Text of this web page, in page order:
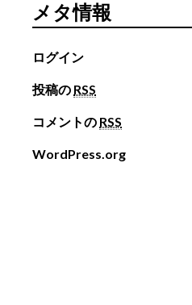
メタ情報
ログイン
投稿の RSS
コメントの RSS
WordPress.org